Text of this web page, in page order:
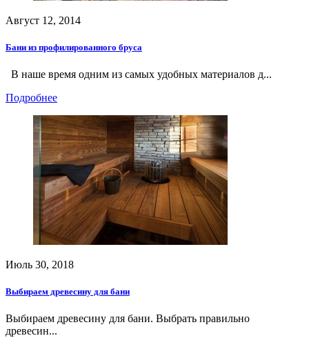
Август 12, 2014
Бани из профилированного бруса
В наше время одним из самых удобных материалов д...
Подробнее
Июль 30, 2018
Выбираем древесину для бани
Выбираем древесину для бани. Выбрать правильно
древесин...